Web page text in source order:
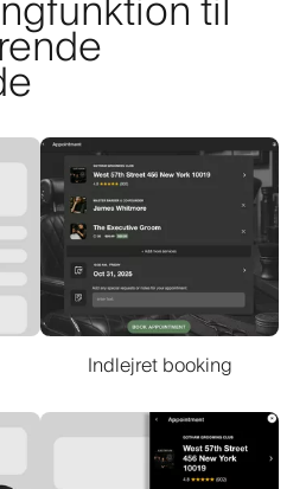
Indlejret booking